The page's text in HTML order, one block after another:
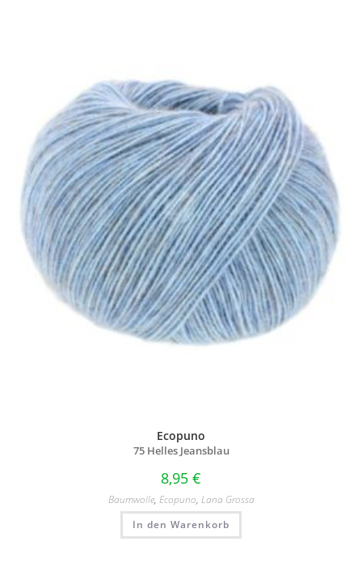
Ecopuno
75 Helles Jeansblau
8,95 €
Baumwolle, Ecopuno, Lana Grossa
In den Warenkorb